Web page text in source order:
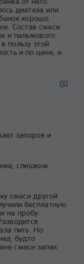
диатеза или
хорошо
Состав смеси
и пальмового
пользу этой
и по цене, и
запоров и
слишком
смеси другой
бесплатную
на пробу.
пить. Но
будто
смеси запах